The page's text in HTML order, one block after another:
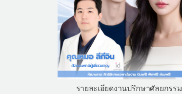
รายละเอียดงานปรึกษาศัลยกรรม